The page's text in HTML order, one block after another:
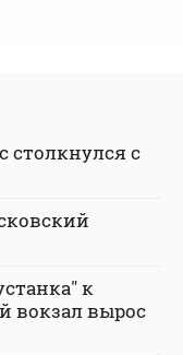
столкнулся с
к
вокзал вырос